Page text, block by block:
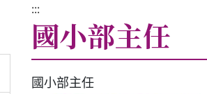
:::
國小部主任
國小部主任